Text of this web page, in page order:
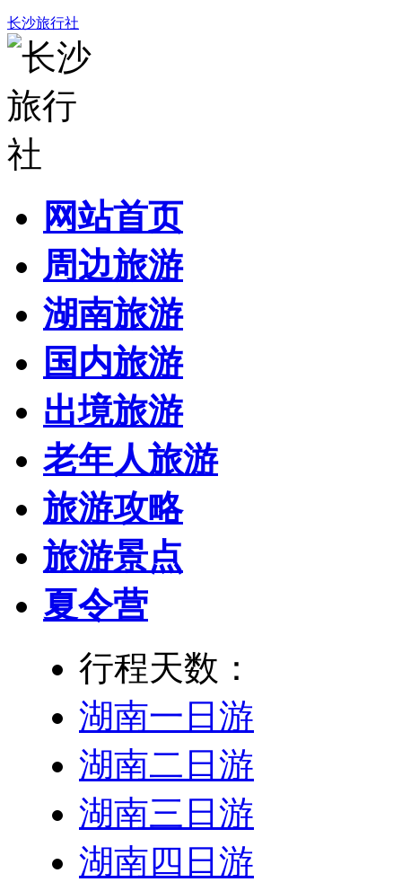
长沙旅行社
网站首页
周边旅游
湖南旅游
国内旅游
出境旅游
老年人旅游
旅游攻略
旅游景点
夏令营
行程天数：
湖南一日游
湖南二日游
湖南三日游
湖南四日游